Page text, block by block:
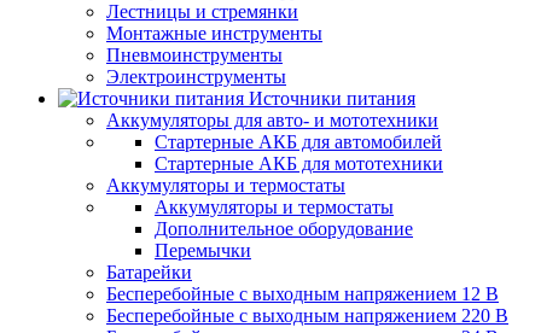
Лестницы и стремянки
Монтажные инструменты
Пневмоинструменты
Электроинструменты
Источники питания
Аккумуляторы для авто- и мототехники
Стартерные АКБ для автомобилей
Стартерные АКБ для мототехники
Аккумуляторы и термостаты
Аккумуляторы и термостаты
Дополнительное оборудование
Перемычки
Батарейки
Бесперебойные с выходным напряжением 12 В
Бесперебойные с выходным напряжением 220 В